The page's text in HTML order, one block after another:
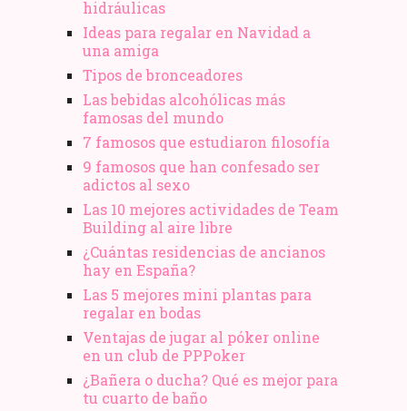
hidráulicas
Ideas para regalar en Navidad a
una amiga
Tipos de bronceadores
Las bebidas alcohólicas más
famosas del mundo
7 famosos que estudiaron filosofía
9 famosos que han confesado ser
adictos al sexo
Las 10 mejores actividades de Team
Building al aire libre
¿Cuántas residencias de ancianos
hay en España?
Las 5 mejores mini plantas para
regalar en bodas
Ventajas de jugar al póker online
en un club de PPPoker
¿Bañera o ducha? Qué es mejor para
tu cuarto de baño